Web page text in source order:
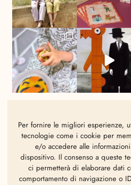
HOME CHI SIAMO
Per fornire le migliori esperienze,
tecnologie come i cookie per
e/o accedere alle
dispositivo. Il consenso a queste
ci permetterà di elaborare dati
comportamento di navigazione o